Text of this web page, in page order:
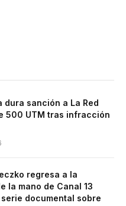
dura sanción a La Red
500 UTM tras infracción
regresa a la
la mano de Canal 13
documental sobre